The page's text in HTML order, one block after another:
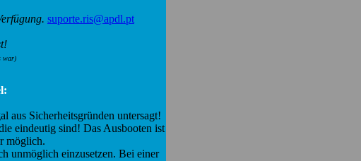
suporte.ris@apdl.pt
war)
aus Sicherheitsgründen untersagt!
eindeutig sind! Das Ausbooten ist
möglich.
unmöglich einzusetzen. Bei einer